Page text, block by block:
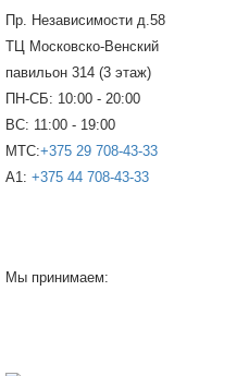
Пр. Независимости д.58
ТЦ Московско-Венский
павильон 314 (3 этаж)
ПН-СБ: 10:00 - 20:00
ВС: 11:00 - 19:00
МТС:+375 29 708-43-33
A1: +375 44 708-43-33
Мы принимаем: